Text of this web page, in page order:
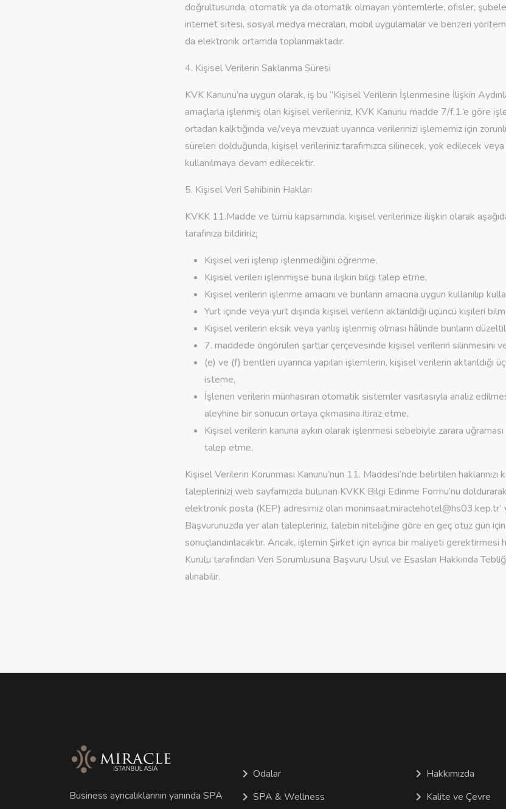
doğrultusunda, otomatik ya da otomatik olmayan yöntemlerle, ofisler,
internet sitesi, sosyal medya mecraları, mobil uygulamalar ve benzeri
da elektronik ortamda toplanmaktadır.
4. Kişisel Verilerin Saklanma Süresi
KVK Kanunu’na uygun olarak, iş bu “Kişisel Verilerin İşlenmesine İlişkin
amaçlarla işlenmiş olan kişisel verileriniz, KVK Kanunu madde 7/f.1.’e göre
ortadan kalktığında ve/veya mevzuat uyarınca verilerinizi işlememiz için zorunlu
süreleri dolduğunda, kişisel verileriniz tarafımızca silinecek, yok edilecek
kullanılmaya devam edilecektir.
5. Kişisel Veri Sahibinin Hakları
KVKK 11.Madde ve tümü kapsamında, kişisel verilerinize ilişkin olarak
tarafınıza bildiririz;
Kişisel veri işlenip işlenmediğini öğrenme,
Kişisel verileri işlenmişse buna ilişkin bilgi talep etme,
Kişisel verilerin işlenme amacını ve bunların amacına uygun kullanılıp
Yurt içinde veya yurt dışında kişisel verilerin aktarıldığı üçüncü kişileri
Kişisel verilerin eksik veya yanlış işlenmiş olması hâlinde bunların
7. maddede öngörülen şartlar çerçevesinde kişisel verilerin silinmesini
(e) ve (f) bentleri uyarınca yapılan işlemlerin, kişisel verilerin aktarıldığı
isteme,
İşlenen verilerin münhasıran otomatik sistemler vasıtasıyla analiz
aleyhine bir sonucun ortaya çıkmasına itiraz etme,
Kişisel verilerin kanuna aykırı olarak işlenmesi sebebiyle zarara
talep etme,
Kişisel Verilerin Korunması Kanunu’nun 11. Maddesi’nde belirtilen
taleplerinizi web sayfamızda bulunan KVKK Bilgi Edinme Formu’nu
elektronik posta (KEP) adresimiz olan moninsaat.miraclehotel@hs03.kep.tr
Başvurunuzda yer alan talepleriniz, talebin niteliğine göre en geç otuz gün
sonuçlandırılacaktır. Ancak, işlemin Şirket için ayrıca bir maliyeti
Kurulu tarafından Veri Sorumlusuna Başvuru Usul ve Esasları Hakkında
alınabilir.
Business ayrıcalıklarının yanında SPA
Odalar
SPA & Wellness
Hakkımızda
Kalite ve Çevre